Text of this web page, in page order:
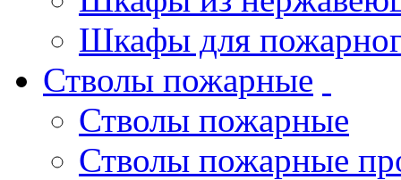
Шкафы для
Стволы пожарные
Стволы пожарные
Стволы пожарные